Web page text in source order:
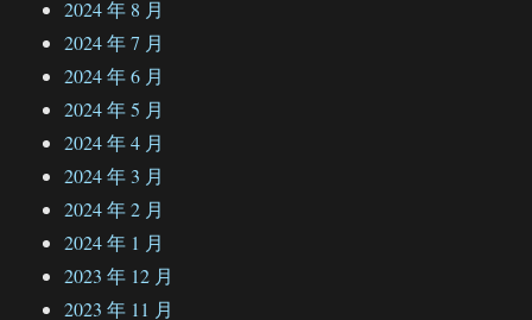
2024 年 8 月
2024 年 7 月
2024 年 6 月
2024 年 5 月
2024 年 4 月
2024 年 3 月
2024 年 2 月
2024 年 1 月
2023 年 12 月
2023 年 11 月